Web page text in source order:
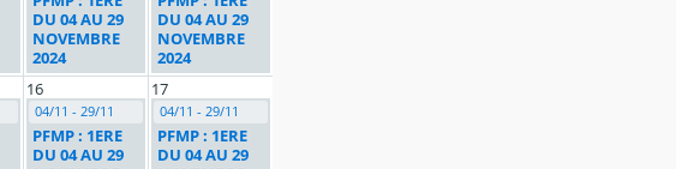
DU 04 AU 29
NOVEMBRE
2024
DU 04 AU 29
NOVEMBRE
2024
16
04/11 - 29/11
PFMP : 1ERE
DU 04 AU 29
17
04/11 - 29/11
PFMP : 1ERE
DU 04 AU 29